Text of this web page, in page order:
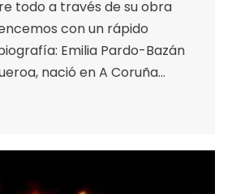
todo a través de su obra
con un rápido
Emilia Pardo-Bazán
nació en A Coruña…